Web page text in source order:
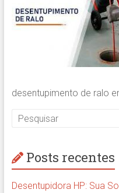
desentupimento de ralo
Posts recentes
Desentupidora HP: Sua